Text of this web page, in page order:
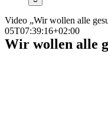
Video „Wir wollen alle
05T07:39:16+02:00
Wir wollen alle